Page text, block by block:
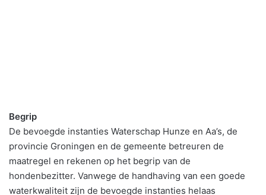
Begrip
De bevoegde instanties Waterschap Hunze en Aa’s, de
provincie Groningen en de gemeente betreuren de
maatregel en rekenen op het begrip van de
hondenbezitter. Vanwege de handhaving van een goede
waterkwaliteit zijn de bevoegde instanties helaas